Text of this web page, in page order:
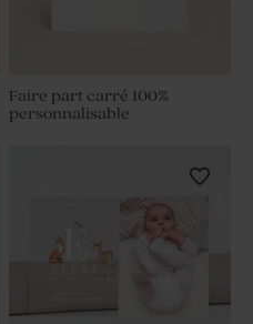
Faire part carré 100%
personnalisable